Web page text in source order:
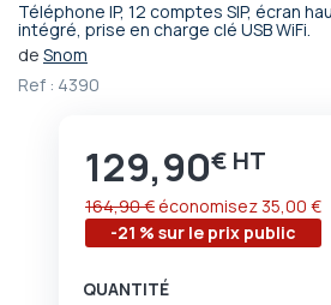
Téléphone IP, 12 comptes SIP, écran
intégré, prise en charge clé USB WiFi.
de Snom
Ref : 4390
Prix
129,90€
-21 % sur le prix public
164,90 € économisez 35,00 €
QUANTITÉ
Passer
au
de
d’images